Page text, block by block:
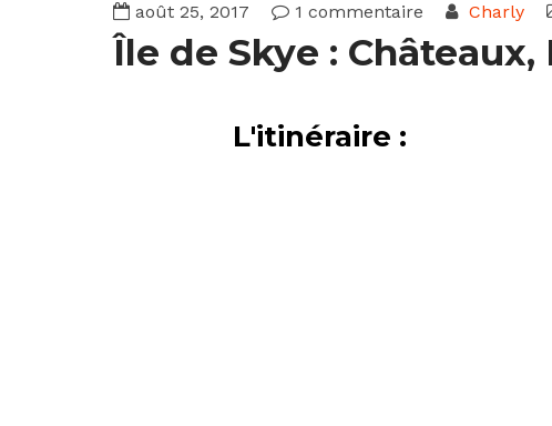
août 25, 2017 1 commentaire Charly
Île de Skye :
L'itinéraire :